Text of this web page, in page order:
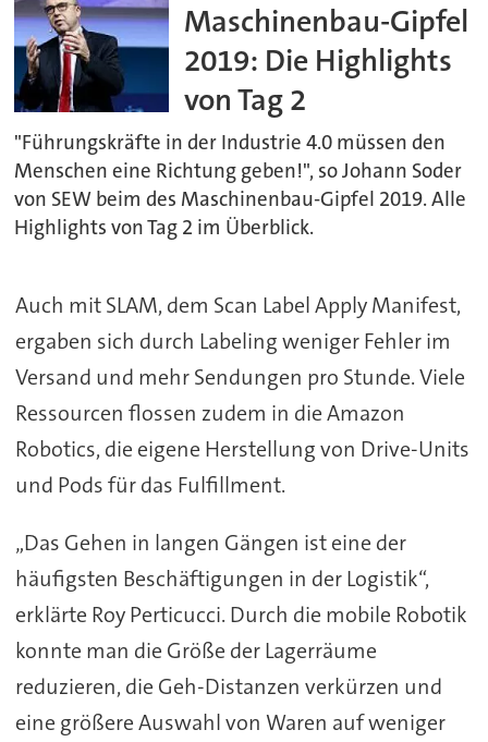
Maschinenbau-Gipfel
2019: Die Highlights
von Tag 2
"Führungskräfte in der Industrie 4.0 müssen den
Menschen eine Richtung geben!", so Johann Soder
von SEW beim des Maschinenbau-Gipfel 2019. Alle
Highlights von Tag 2 im Überblick.
Auch mit SLAM, dem Scan Label Apply Manifest,
ergaben sich durch Labeling weniger Fehler im
Versand und mehr Sendungen pro Stunde. Viele
Ressourcen flossen zudem in die Amazon
Robotics, die eigene Herstellung von Drive-Units
und Pods für das Fulfillment.
„Das Gehen in langen Gängen ist eine der
häufigsten Beschäftigungen in der Logistik“,
erklärte Roy Perticucci. Durch die mobile Robotik
konnte man die Größe der Lagerräume
reduzieren, die Geh-Distanzen verkürzen und
eine größere Auswahl von Waren auf weniger